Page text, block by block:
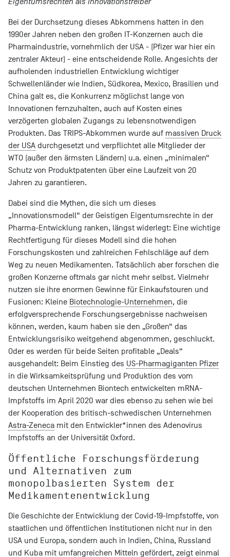
Bei der Durchsetzung dieses Abkommens hatten in den
1990er Jahren neben den großen IT-Konzernen auch die
Pharmaindustrie, vornehmlich der USA - (Pfizer war hier ein
zentraler Akteur) - eine entscheidende Rolle. Angesichts der
aufholenden industriellen Entwicklung wichtiger
Schwellenländer wie Indien, Südkorea, Mexico, Brasilien und
China galt es, die Konkurrenz möglichst lange von
Innovationen fernzuhalten, auch auf Kosten eines
verzögerten globalen Zugangs zu lebensnotwendigen
Produkten. Das TRIPS-Abkommen wurde auf massiven Druck
der USA durchgesetzt und verpflichtet alle Mitglieder der
WTO (außer den ärmsten Ländern) u.a. einen „minimalen“
Schutz von Produktpatenten über eine Laufzeit von 20
Jahren zu garantieren.
Dabei sind die Mythen, die sich um dieses
„Innovationsmodell“ der Geistigen Eigentumsrechte in der
Pharma-Entwicklung ranken, längst widerlegt: Eine wichtige
Rechtfertigung für dieses Modell sind die hohen
Forschungskosten und zahlreichen Fehlschläge auf dem
Weg zu neuen Medikamenten. Tatsächlich aber forschen die
großen Konzerne oftmals gar nicht mehr selbst. Vielmehr
nutzen sie ihre enormen Gewinne für Einkaufstouren und
Fusionen: Kleine Biotechnologie-Unternehmen, die
erfolgversprechende Forschungsergebnisse nachweisen
können, werden, kaum haben sie den „Großen“ das
Entwicklungsrisiko weitgehend abgenommen, geschluckt.
Oder es werden für beide Seiten profitable „Deals“
ausgehandelt: Beim Einstieg des US-Pharmagiganten Pfizer
in die Wirksamkeitsprüfung und Produktion des vom
deutschen Unternehmen Biontech entwickelten mRNA-
Impfstoffs im April 2020 war dies ebenso zu sehen wie bei
der Kooperation des britisch-schwedischen Unternehmen
Astra-Zeneca mit den Entwickler*innen des Adenovirus
Impfstoffs an der Universität Oxford.
Öffentliche Forschungsförderung
und Alternativen zum
monopolbasierten System der
Medikamentenentwicklung
Die Geschichte der Entwicklung der Covid-19-Impfstoffe, von
staatlichen und öffentlichen Institutionen nicht nur in den
USA und Europa, sondern auch in Indien, China, Russland
und Kuba mit umfangreichen Mitteln gefördert, zeigt einmal